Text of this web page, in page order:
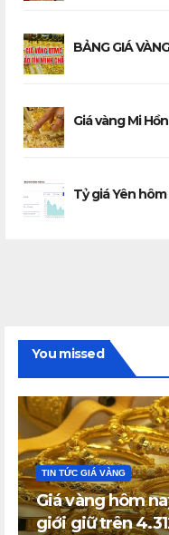
BẢNG GIÁ
Giá vàng Mi
Tỷ giá Yên
You missed
TIN TỨC GIÁ VÀNG
Giá vàng hôm
giới giữ trên